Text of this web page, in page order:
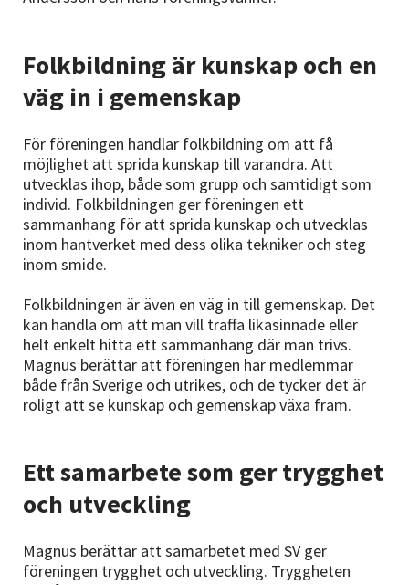
Folkbildning är kunskap och en
väg in i gemenskap
För föreningen handlar folkbildning om att få
möjlighet att sprida kunskap till varandra. Att
utvecklas ihop, både som grupp och samtidigt som
individ. Folkbildningen ger föreningen ett
sammanhang för att sprida kunskap och utvecklas
inom hantverket med dess olika tekniker och steg
inom smide.
Folkbildningen är även en väg in till gemenskap. Det
kan handla om att man vill träffa likasinnade eller
helt enkelt hitta ett sammanhang där man trivs.
Magnus berättar att föreningen har medlemmar
både från Sverige och utrikes, och de tycker det är
roligt att se kunskap och gemenskap växa fram.
Ett samarbete som ger trygghet
och utveckling
Magnus berättar att samarbetet med SV ger
föreningen trygghet och utveckling. Tryggheten